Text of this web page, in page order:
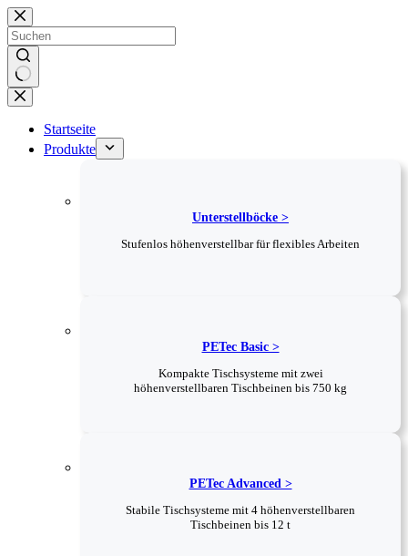
Zum
Inhalt
springen
Keine
Ergebnisse
Startseite
Produkte
Unterstellböcke >
Stufenlos höhenverstellbar für flexibles Arbeiten
PETec Basic >
Kompakte Tischsysteme mit zwei
höhenverstellbaren Tischbeinen bis 750 kg
PETec Advanced >
Stabile Tischsysteme mit 4 höhenverstellbaren
Tischbeinen bis 12 t